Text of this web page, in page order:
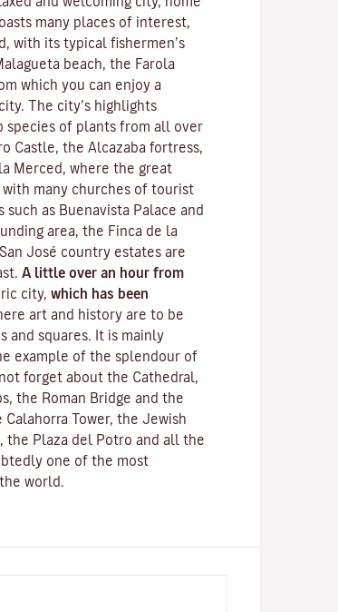
many places of interest,
with its typical fishermen’s
beach, the Farola
which you can enjoy a
The city’s highlights
species of plants from all over
Castle, the Alcazaba fortress,
Merced, where the great
with many churches of tourist
as Buenavista Palace and
area, the Finca de la
José country estates are
A little over an hour from
city, which has been
art and history are to be
and squares. It is mainly
example of the splendour of
forget about the Cathedral,
, the Roman Bridge and the
Calahorra Tower, the Jewish
the Plaza del Potro and all the
one of the most
world.